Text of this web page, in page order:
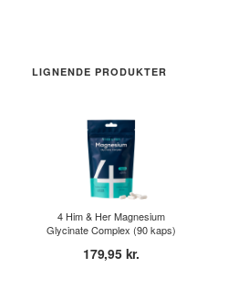
LIGNENDE PRODUKTER
4 Him & Her Magnesium
Glycinate Complex (90 kaps)
179,95 kr.